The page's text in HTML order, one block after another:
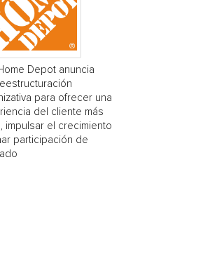
Depot anuncia
para ofrecer una
del cliente más
impulsar el crecimiento
participación de